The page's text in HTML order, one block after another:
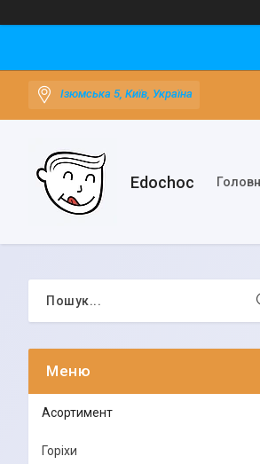
Ізюмська 5, Київ, Україна
Edochoс
Асортимент
Горіхи